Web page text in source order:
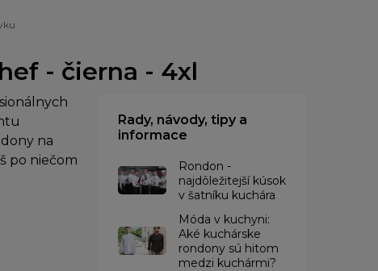
- čierna - 4xl
na
po niečom
Rady, návody, tipy a
informace
Rondon -
najdôležitejší kúsok
v šatníku kuchára
​Móda v kuchyni:
Aké kuchárske
rondony sú hitom
medzi kuchármi?